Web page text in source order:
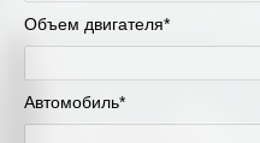
Объем двигателя*
Автомобиль*